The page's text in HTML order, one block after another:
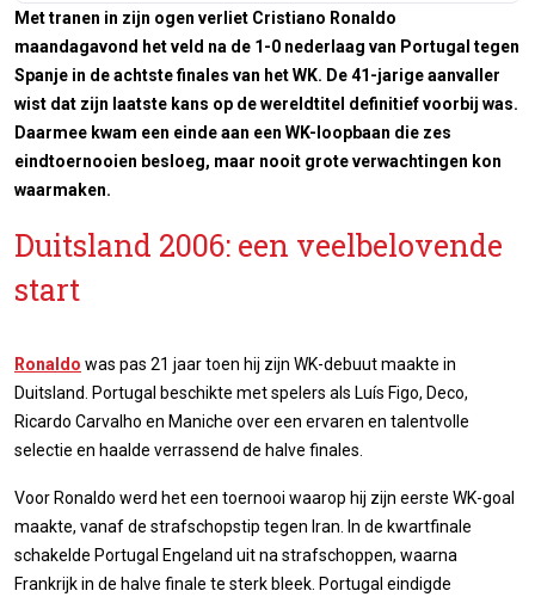
Met tranen in zijn ogen verliet Cristiano Ronaldo
maandagavond het veld na de 1-0 nederlaag van Portugal tegen
Spanje in de achtste finales van het WK. De 41-jarige aanvaller
wist dat zijn laatste kans op de wereldtitel definitief voorbij was.
Daarmee kwam een einde aan een WK-loopbaan die zes
eindtoernooien besloeg, maar nooit grote verwachtingen kon
waarmaken.
Duitsland 2006: een veelbelovende
start
Ronaldo was pas 21 jaar toen hij zijn WK-debuut maakte in
Duitsland. Portugal beschikte met spelers als Luís Figo, Deco,
Ricardo Carvalho en Maniche over een ervaren en talentvolle
selectie en haalde verrassend de halve finales.
Voor Ronaldo werd het een toernooi waarop hij zijn eerste WK-goal
maakte, vanaf de strafschopstip tegen Iran. In de kwartfinale
schakelde Portugal Engeland uit na strafschoppen, waarna
Frankrijk in de halve finale te sterk bleek. Portugal eindigde